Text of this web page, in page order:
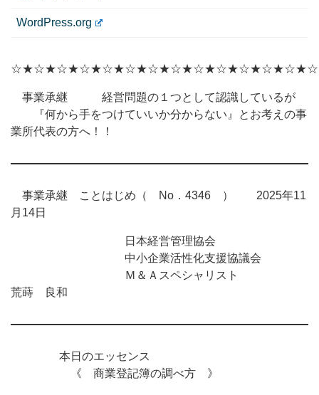
WordPress.org
事業承継 経営問題の１つとして認識しているが
『何から手をつけていいか分からない』とお考えの事
業所代表の方へ！！
事業承継 ことはじめ（ No．4346 ） 2025年11
月14日
日本経営管理協会
中小企業活性化支援協議会
Ｍ＆Ａスペシャリスト
荒蒔 良和
本日のエッセンス
《 商業登記簿の調べ方 》